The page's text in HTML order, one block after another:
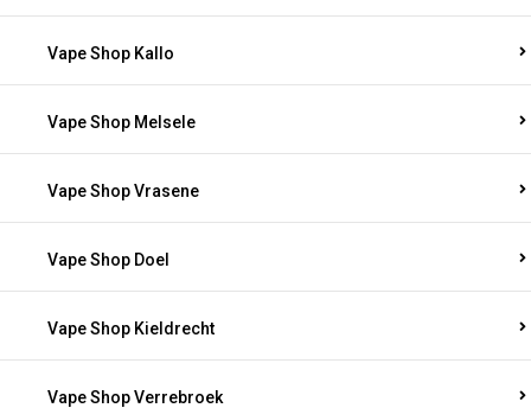
Vape Shop Kallo
Vape Shop Melsele
Vape Shop Vrasene
Vape Shop Doel
Vape Shop Kieldrecht
Vape Shop Verrebroek